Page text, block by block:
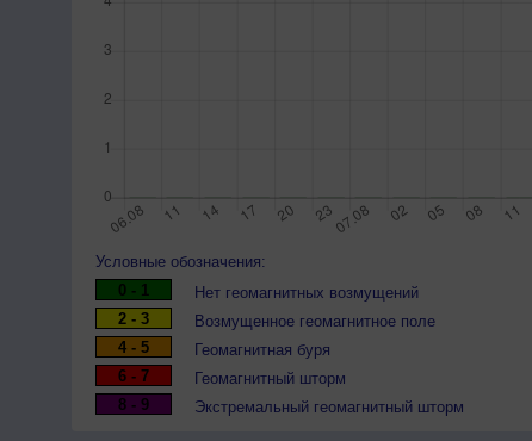
Условные обозначения:
0 - 1
Нет геомагнитных возмущений
2 - 3
Возмущенное геомагнитное поле
4 - 5
Геомагнитная буря
6 - 7
Геомагнитный шторм
8 - 9
Экстремальный геомагнитный шторм